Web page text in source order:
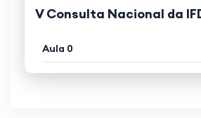
V Consulta Nacional da
Aula 0